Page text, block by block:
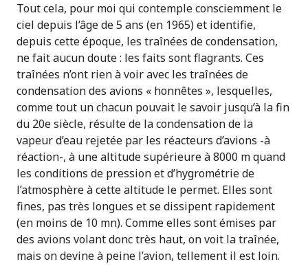
Tout cela, pour moi qui contemple consciemment le
ciel depuis l’âge de 5 ans (en 1965) et identifie,
depuis cette époque, les traînées de condensation,
ne fait aucun doute : les faits sont flagrants. Ces
traînées n’ont rien à voir avec les traînées de
condensation des avions « honnêtes », lesquelles,
comme tout un chacun pouvait le savoir jusqu’à la fin
du 20e siècle, résulte de la condensation de la
vapeur d’eau rejetée par les réacteurs d’avions -à
réaction-, à une altitude supérieure à 8000 m quand
les conditions de pression et d’hygrométrie de
l’atmosphère à cette altitude le permet. Elles sont
fines, pas très longues et se dissipent rapidement
(en moins de 10 mn). Comme elles sont émises par
des avions volant donc très haut, on voit la traînée,
mais on devine à peine l’avion, tellement il est loin.